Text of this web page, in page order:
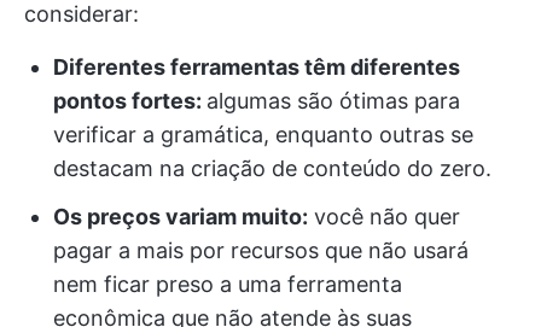
considerar:
Diferentes ferramentas têm diferentes
pontos fortes: algumas são ótimas para
verificar a gramática, enquanto outras se
destacam na criação de conteúdo do zero.
Os preços variam muito: você não quer
pagar a mais por recursos que não usará
nem ficar preso a uma ferramenta
econômica que não atende às suas